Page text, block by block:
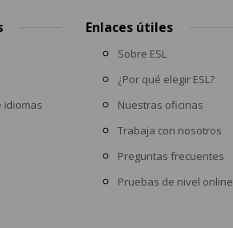
idiomas
Enlaces útiles
Sobre ESL
¿Por qué elegir ESL?
Nuestras oficinas
Trabaja con nosotros
Preguntas frecuentes
Pruebas de nivel online